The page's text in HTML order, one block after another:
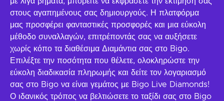
στους αγαπημένους σας δημιουργούς. Η πλατφόρμα
μας προσφέρει φανταστικές προσφορές και μια εύκολη
μέθοδο συναλλαγών, επιτρέποντάς σας να αυξήσετε
χωρίς κόπο τα διαθέσιμα Διαμάντια σας στο Bigo.
Επιλέξτε την ποσότητα που θέλετε, ολοκληρώστε την
εύκολη διαδικασία πληρωμής και δείτε τον λογαριασμό
σας στο Bigo να είναι γεμάτος με Bigo Live Diamonds!
Ο ιδανικός τρόπος να βελτιώσετε το ταξίδι σας στο Bigo